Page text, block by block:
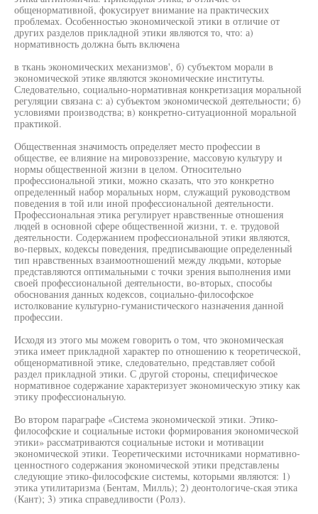
общенормативной, фокусирует внимание на практических
проблемах. Особенностью экономической этики в отличие от
других разделов прикладной этики являются то, что: а)
нормативность должна быть включена
в ткань экономических механизмов', б) субъектом морали в
экономической этике являются экономические институты.
Следовательно, социально-нормативная конкретизация моральной
регуляции связана с: а) субъектом экономической деятельности; б)
условиями производства; в) конкретно-ситуационной моральной
практикой.
Общественная значимость определяет место профессии в
обществе, ее влияние на мировоззрение, массовую культуру и
нормы общественной жизни в целом. Относительно
профессиональной этики, можно сказать, что это конкретно
определенный набор моральных норм, служащий руководством
поведения в той или иной профессиональной деятельности.
Профессиональная этика регулирует нравственные отношения
людей в основной сфере общественной жизни, т. е. трудовой
деятельности. Содержанием профессиональной этики являются,
во-первых, кодексы поведения, предписывающие определенный
тип нравственных взаимоотношений между людьми, которые
представляются оптимальными с точки зрения выполнения ими
своей профессиональной деятельности, во-вторых, способы
обоснования данных кодексов, социально-философское
истолкование культурно-гуманистического назначения данной
профессии.
Исходя из этого мы можем говорить о том, что экономическая
этика имеет прикладной характер по отношению к теоретической,
общенормативной этике, следовательно, представляет собой
раздел прикладной этики. С другой стороны, специфическое
нормативное содержание характеризует экономическую этику как
этику профессиональную.
Во втором параграфе «Система экономической этики. Этико-
философские и социальные истоки формирования экономической
этики» рассматриваются социальные истоки и мотивации
экономической этики. Теоретическими источниками нормативно-
ценностного содержания экономической этики представлены
следующие этико-философские системы, которыми являются: 1)
этика утилитаризма (Бентам, Милль); 2) деонтологиче-ская этика
(Кант); 3) этика справедливости (Ролз).